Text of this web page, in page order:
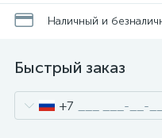
Наличный и
Быстрый заказ
+7